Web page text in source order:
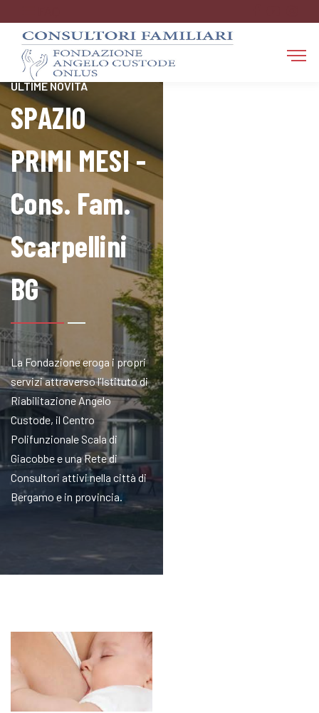
RESTA AGGIORNATO SULLE
ULTIME NOVITÀ
SPAZIO
PRIMI MESI -
Cons. Fam.
Scarpellini
BG
La Fondazione eroga i propri
servizi attraverso l’Istituto di
Riabilitazione Angelo
Custode, il Centro
Polifunzionale Scala di
Giacobbe e una Rete di
Consultori attivi nella città di
Bergamo e in provincia.